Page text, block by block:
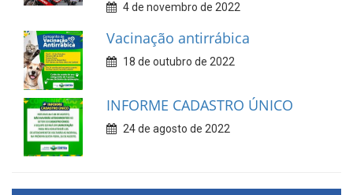
4 de novembro de 2022
Vacinação antirrábica
18 de outubro de 2022
INFORME CADASTRO ÚNICO
24 de agosto de 2022